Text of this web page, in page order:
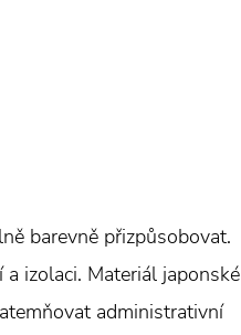
barevně přizpůsobovat.
izolaci. Materiál japonské
administrativní